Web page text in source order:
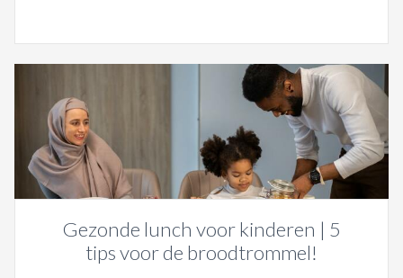
Gezonde lunch voor kinderen | 5
tips voor de broodtrommel!